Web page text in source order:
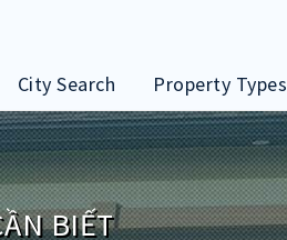
City Search Property Types
BIẾT